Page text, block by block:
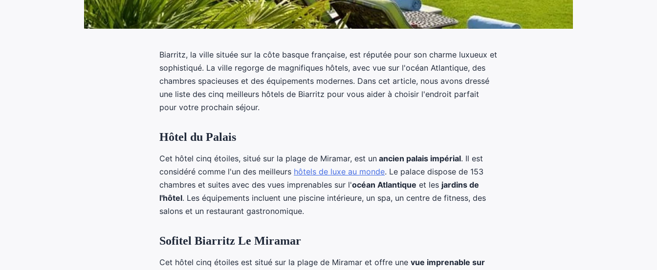
Biarritz, la ville située sur la côte basque française, est réputée pour son charme luxueux et
sophistiqué. La ville regorge de magnifiques hôtels, avec vue sur l'océan Atlantique, des
chambres spacieuses et des équipements modernes. Dans cet article, nous avons dressé
une liste des cinq meilleurs hôtels de Biarritz pour vous aider à choisir l'endroit parfait
pour votre prochain séjour.
Hôtel du Palais
Cet hôtel cinq étoiles, situé sur la plage de Miramar, est un ancien palais impérial. Il est
considéré comme l'un des meilleurs hôtels de luxe au monde. Le palace dispose de 153
chambres et suites avec des vues imprenables sur l'océan Atlantique et les jardins de
l'hôtel. Les équipements incluent une piscine intérieure, un spa, un centre de fitness, des
salons et un restaurant gastronomique.
Sofitel Biarritz Le Miramar
Cet hôtel cinq étoiles est situé sur la plage de Miramar et offre une vue imprenable sur